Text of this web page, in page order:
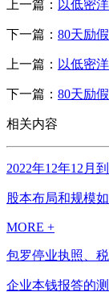
上一篇： 以低密
下一篇： 80天励
上一篇： 以低密
下一篇： 80天励
相关内容
2022年12年12月
股本布局和规模
MORE +
包罗停业执照、税
企业本钱报答的